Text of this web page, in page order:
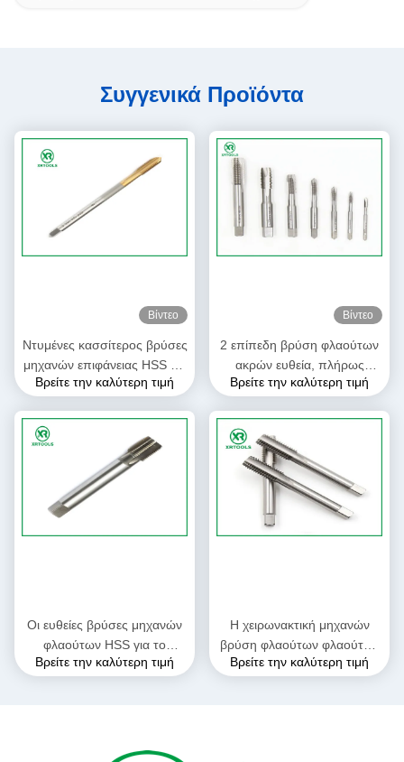
Συγγενικά Προϊόντα
Βίντεο
Ντυμένες κασσίτερος βρύσες
μηχανών επιφάνειας HSS για
το μη σιδηρούχο χάλυβα
Βρείτε την καλύτερη τιμή
Βίντεο
2 επίπεδη βρύση φλαούτων
ακρών ευθεία, πλήρως
αλεσμένα ευθέα πρότυπα
Βρείτε την καλύτερη τιμή
Οι ευθείες βρύσες μηχανών
φλαούτων HSS για το
μετρικό ISO περνούν κλωστή
Βρείτε την καλύτερη τιμή
Η χειρωνακτική μηχανών
βρύση φλαούτων φλαούτων
ευθεία, λευκό τελειώνει τη
Βρείτε την καλύτερη τιμή